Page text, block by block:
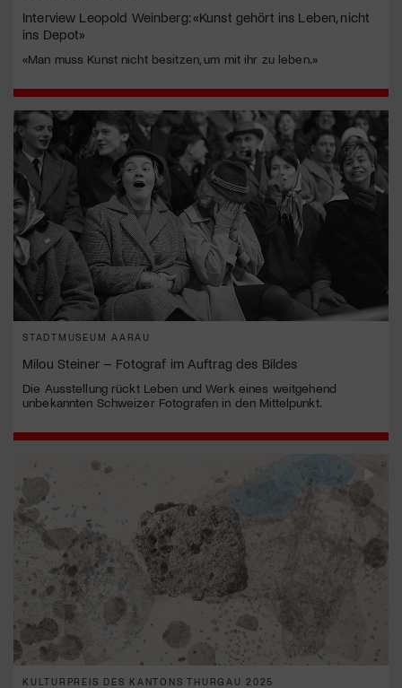
Interview Leopold Weinberg: «Kunst gehört ins Leben, nicht
ins Depot»
«Man muss Kunst nicht besitzen, um mit ihr zu leben.»
STADTMUSEUM AARAU
Milou Steiner – Fotograf im Auftrag des Bildes
Die Ausstellung rückt Leben und Werk eines weitgehend
unbekannten Schweizer Fotografen in den Mittelpunkt.
KULTURPREIS DES KANTONS THURGAU 2025